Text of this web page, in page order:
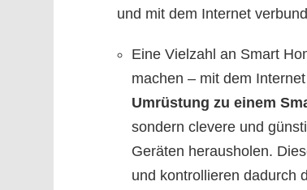
und mit dem Internet
Eine Vielzahl an Smart
machen – mit dem
Umrüstung zu einem
sondern clevere und
Geräten herausholen.
und kontrollieren dadurch